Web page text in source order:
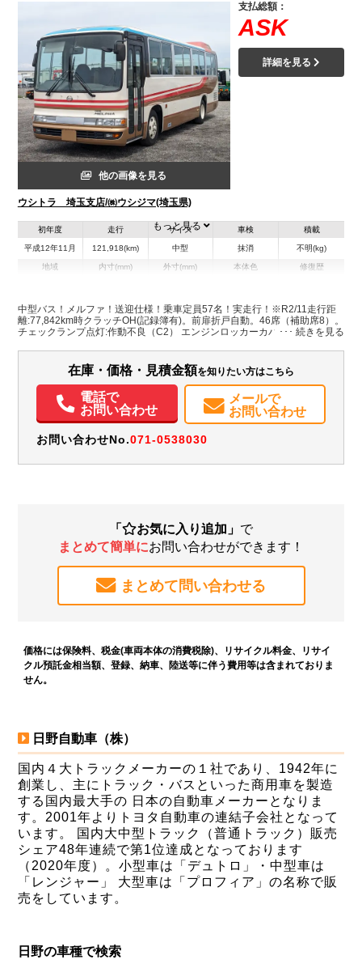
他の画像を見る
ウシトラ 埼玉支店/㈱ウシジマ(埼玉県)
支払総額：
ASK
詳細を見る
初年度
平成12年11月
走行
121,918(km)
サイズ
中型
車検
抹消
積載
不明(kg)
地域 内寸(mm) 外寸(mm)
H:3,030
本体色 修復歴
もっと見る
中型バス！メルファ！送迎仕様！乗車定員57名！実走行！※R2/11走行距
離:77,842km時クラッチOH(記録簿有)。前扉折戸自動。46席（補助席8）。
チェックランプ点灯:作動不良（C2） エンジンロッカーカバーにじみ
在庫・価格・見積金額を知りたい方はこちら
電話で
お問い合わせ
メールで
お問い合わせ
お問い合わせNo.071-0538030
「 お気に入り追加」 で
まとめて簡単にお問い合わせができます！
まとめて問い合わせる
価格には保険料、税金(車両本体の消費税除)、リサイクル料金、リサイ
クル預託金相当額、登録、納車、陸送等に伴う費用等は含まれておりま
せん。
日野自動車（株）
国内４大トラックメーカーの１社であり、1942年に
創業し、主にトラック・バスといった商用車を製造
する国内最大手の 日本の自動車メーカーとなりま
す。2001年よりトヨタ自動車の連結子会社となって
います。 国内大中型トラック（普通トラック）販売
シェア48年連続で第1位達成となっております
（2020年度）。小型車は「デュトロ」・中型車は
「レンジャー」 大型車は「プロフィア」の名称で販
売をしています。
日野の車種で検索